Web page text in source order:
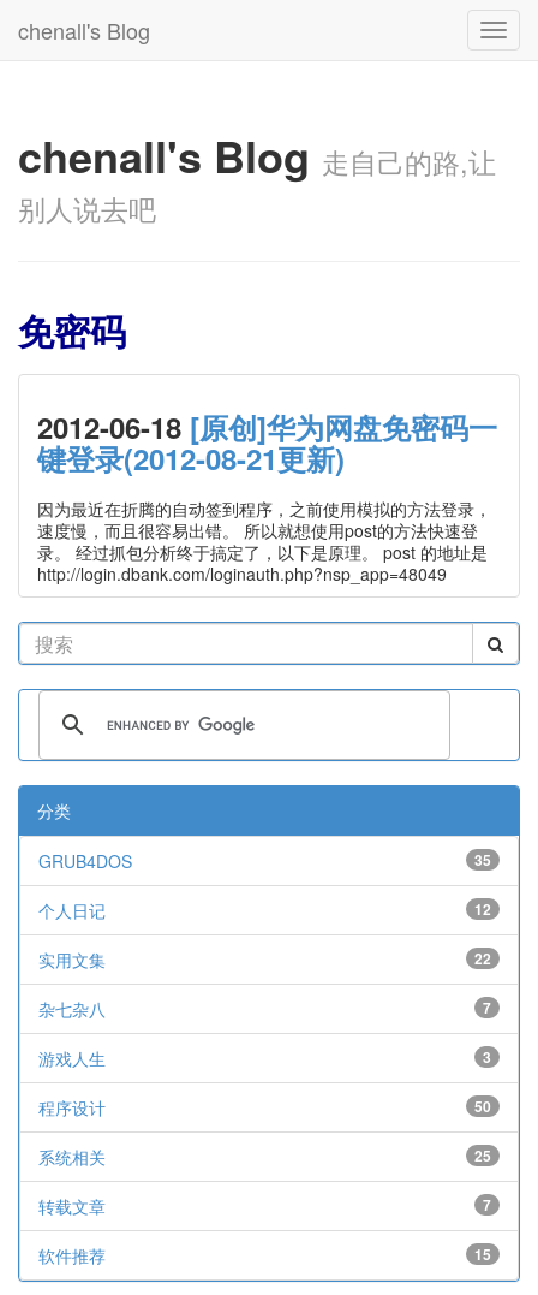
chenall's Blog
chenall's Blog 走自己的路,让
别人说去吧
免密码
2012-06-18 [原创]华为网盘免密码一
键登录(2012-08-21更新)
因为最近在折腾的自动签到程序，之前使用模拟的方法登录，
速度慢，而且很容易出错。 所以就想使用post的方法快速登
录。 经过抓包分析终于搞定了，以下是原理。 post 的地址是
http://login.dbank.com/loginauth.php?nsp_app=48049
分类
35
GRUB4DOS
12
个人日记
22
实用文集
7
杂七杂八
3
游戏人生
50
程序设计
25
系统相关
7
转载文章
15
软件推荐